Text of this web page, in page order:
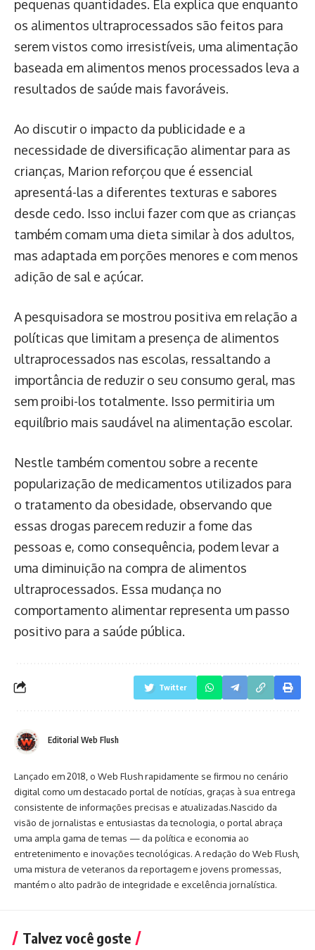
pequenas quantidades. Ela explica que enquanto
os alimentos ultraprocessados são feitos para
serem vistos como irresistíveis, uma alimentação
baseada em alimentos menos processados leva a
resultados de saúde mais favoráveis.
Ao discutir o impacto da publicidade e a
necessidade de diversificação alimentar para as
crianças, Marion reforçou que é essencial
apresentá-las a diferentes texturas e sabores
desde cedo. Isso inclui fazer com que as crianças
também comam uma dieta similar à dos adultos,
mas adaptada em porções menores e com menos
adição de sal e açúcar.
A pesquisadora se mostrou positiva em relação a
políticas que limitam a presença de alimentos
ultraprocessados nas escolas, ressaltando a
importância de reduzir o seu consumo geral, mas
sem proibi-los totalmente. Isso permitiria um
equilíbrio mais saudável na alimentação escolar.
Nestle também comentou sobre a recente
popularização de medicamentos utilizados para
o tratamento da obesidade, observando que
essas drogas parecem reduzir a fome das
pessoas e, como consequência, podem levar a
uma diminuição na compra de alimentos
ultraprocessados. Essa mudança no
comportamento alimentar representa um passo
positivo para a saúde pública.
Twitter
Editorial Web Flush
Lançado em 2018, o Web Flush rapidamente se firmou no cenário
digital como um destacado portal de notícias, graças à sua entrega
consistente de informações precisas e atualizadas.Nascido da
visão de jornalistas e entusiastas da tecnologia, o portal abraça
uma ampla gama de temas — da política e economia ao
entretenimento e inovações tecnológicas. A redação do Web Flush,
uma mistura de veteranos da reportagem e jovens promessas,
mantém o alto padrão de integridade e excelência jornalística.
Talvez você goste